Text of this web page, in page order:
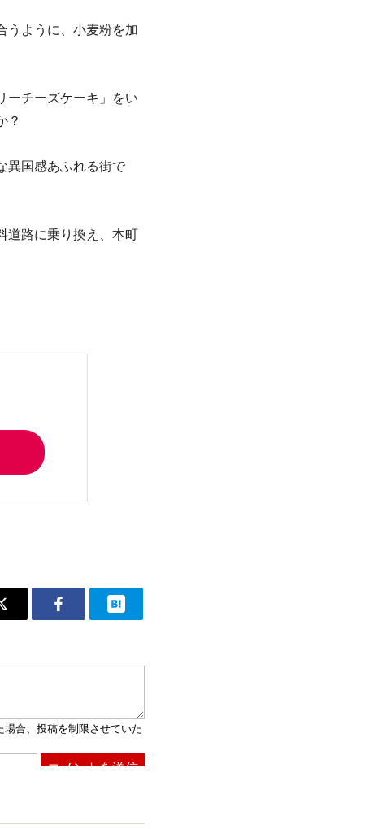
うように、小麦粉を加
ーチーズケーキ」をい
？
異国感あふれる街で
道路に乗り換え、本町